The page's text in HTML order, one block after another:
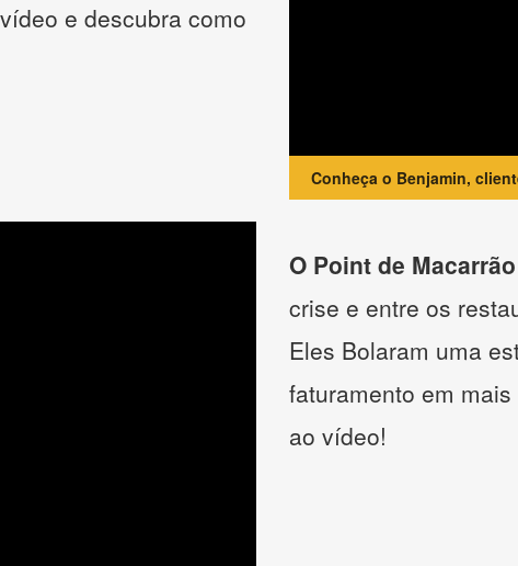
e descubra como
Conheça o Benjamin,
O Point de Macarrão
crise e entre os
Eles Bolaram uma
faturamento em
ao vídeo!